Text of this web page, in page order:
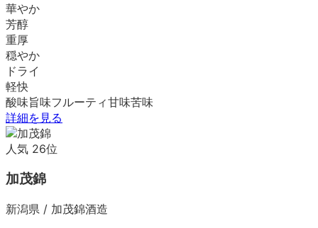
華やか
芳醇
重厚
穏やか
ドライ
軽快
酸味旨味フルーティ甘味苦味
詳細を見る
人気 26位
加茂錦
新潟県 / 加茂錦酒造